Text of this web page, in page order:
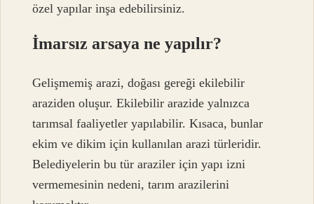
özel yapılar inşa edebilirsiniz.
İmarsız arsaya ne yapılır?
Gelişmemiş arazi, doğası gereği ekilebilir
araziden oluşur. Ekilebilir arazide yalnızca
tarımsal faaliyetler yapılabilir. Kısaca, bunlar
ekim ve dikim için kullanılan arazi türleridir.
Belediyelerin bu tür araziler için yapı izni
vermemesinin nedeni, tarım arazilerini